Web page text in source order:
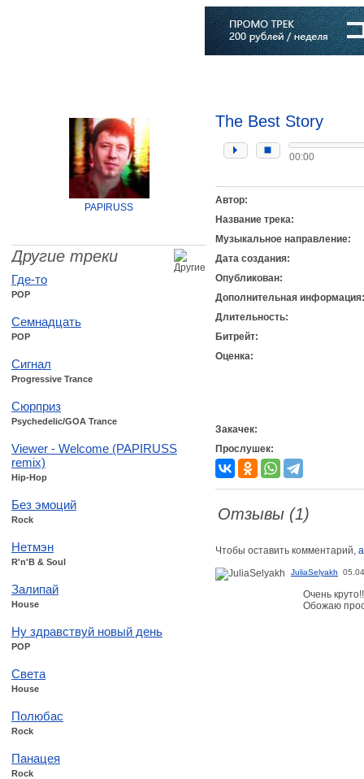
PAPIRUSS
Другие треки
Где-то
POP
Семнадцать
POP
Сигнал
Progressive Trance
Сюрприз
Psychedelic/GOA Trance
Viewer - Welcome (PAPIRUSS
remix)
Hip-Hop
Без эмоций
Rock
Нетмэн
R'n'B & Soul
Залипай
House
Ну здравствуй новый день
POP
Света
House
Полюбас
Rock
Панацея
Rock
The Best Story
00:00
Автор:
Название трека:
Музыкальное направление:
Дата создания:
Опубликован:
Дополнительная информация:
Длительность:
Битрейт:
Оценка:
Закачек:
Прослушек:
Отзывы (1)
Чтобы оставить комментарий,
JuliaSelyakh
Очень
Обожаю